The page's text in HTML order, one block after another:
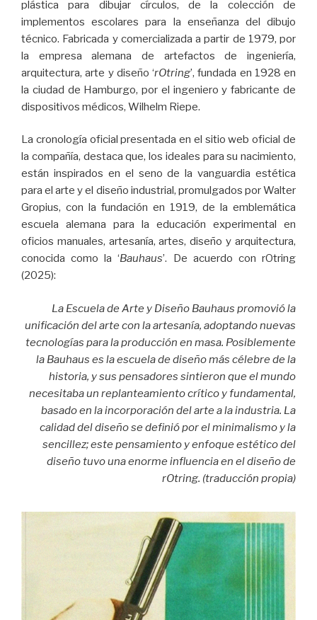
plástica para dibujar círculos, de la colección de
implementos escolares para la enseñanza del dibujo
técnico. Fabricada y comercializada a partir de 1979, por
la empresa alemana de artefactos de ingeniería,
arquitectura, arte y diseño ‘rOtring’, fundada en 1928 en
la ciudad de Hamburgo, por el ingeniero y fabricante de
dispositivos médicos, Wilhelm Riepe.
La cronología oficial presentada en el sitio web oficial de
la compañía, destaca que, los ideales para su nacimiento,
están inspirados en el seno de la vanguardia estética
para el arte y el diseño industrial, promulgados por Walter
Gropius, con la fundación en 1919, de la emblemática
escuela alemana para la educación experimental en
oficios manuales, artesanía, artes, diseño y arquitectura,
conocida como la ‘Bauhaus’. De acuerdo con rOtring
(2025):
La Escuela de Arte y Diseño Bauhaus promovió la
unificación del arte con la artesanía, adoptando nuevas
tecnologías para la producción en masa. Posiblemente
la Bauhaus es la escuela de diseño más célebre de la
historia, y sus pensadores sintieron que el mundo
necesitaba un replanteamiento crítico y fundamental,
basado en la incorporación del arte a la industria. La
calidad del diseño se definió por el minimalismo y la
sencillez; este pensamiento y enfoque estético del
diseño tuvo una enorme influencia en el diseño de
rOtring. (traducción propia)